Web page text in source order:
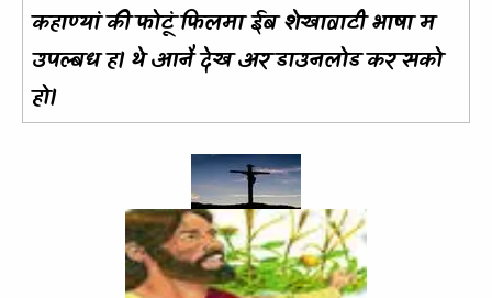
कहाण्यां की फोटूं फिलमा ईब शेखावाटी भाषा म
उपल्बध ह। थे आनै देख अर डाउनलोड कर सको
हो।